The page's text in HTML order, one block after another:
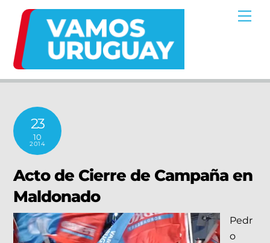
content
23
10
2014
Acto de Cierre de Campaña en
Maldonado
Pedr
o